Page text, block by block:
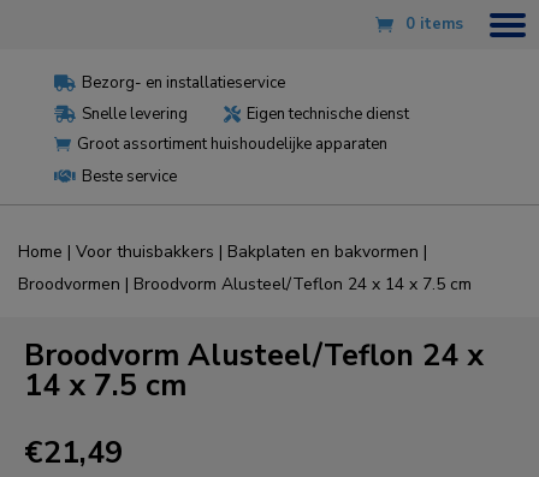
0 items
 Bezorg- en installatieservice
 Snelle levering  Eigen technische dienst
 Groot assortiment huishoudelijke apparaten
 Beste service
Home | Voor thuisbakkers | Bakplaten en bakvormen |
Broodvormen | Broodvorm Alusteel/Teflon 24 x 14 x 7.5 cm
Broodvorm Alusteel/Teflon 24 x
14 x 7.5 cm
€21,49